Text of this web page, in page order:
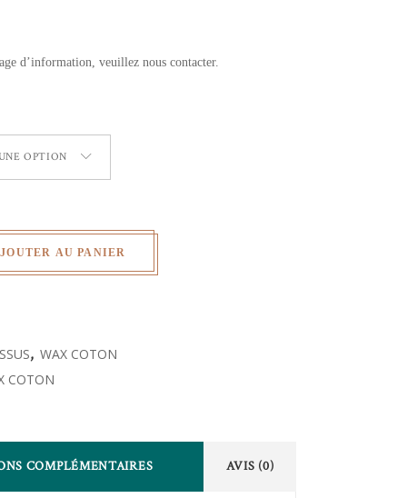
d’information, veuillez nous contacter.
OPTION
AU PANIER
,WAX COTON
COTON
COMPLÉMENTAIRES AVIS (0)